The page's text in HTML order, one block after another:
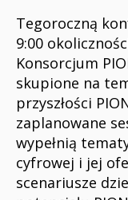
Tegoroczną
9:00
Konsorcjum
skupione na
przyszłości
zaplanowane
wypełnią
cyfrowej i jej
scenariusze